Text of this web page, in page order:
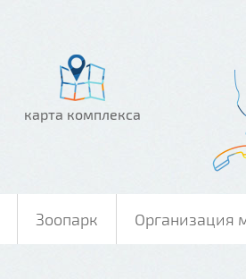
карта комплекса
Зоопарк Организация